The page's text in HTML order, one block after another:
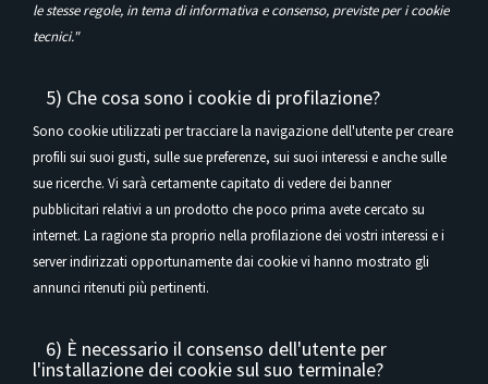
le stesse regole, in tema di informativa e consenso, previste per i cookie
tecnici."
5) Che cosa sono i cookie di profilazione?
Sono cookie utilizzati per tracciare la navigazione dell'utente per creare
profili sui suoi gusti, sulle sue preferenze, sui suoi interessi e anche sulle
sue ricerche. Vi sarà certamente capitato di vedere dei banner
pubblicitari relativi a un prodotto che poco prima avete cercato su
internet. La ragione sta proprio nella profilazione dei vostri interessi e i
server indirizzati opportunamente dai cookie vi hanno mostrato gli
annunci ritenuti più pertinenti.
6) È necessario il consenso dell'utente per
l'installazione dei cookie sul suo terminale?